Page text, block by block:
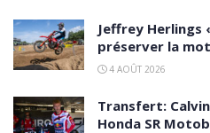
Jeffrey Herlings
préserver la
4 AOÛT 2026
Transfert:
Honda SR